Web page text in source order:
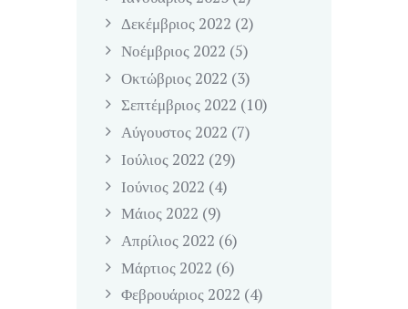
Δεκέμβριος 2022 (2)
Νοέμβριος 2022 (5)
Οκτώβριος 2022 (3)
Σεπτέμβριος 2022 (10)
Αύγουστος 2022 (7)
Ιούλιος 2022 (29)
Ιούνιος 2022 (4)
Μάιος 2022 (9)
Απρίλιος 2022 (6)
Μάρτιος 2022 (6)
Φεβρουάριος 2022 (4)